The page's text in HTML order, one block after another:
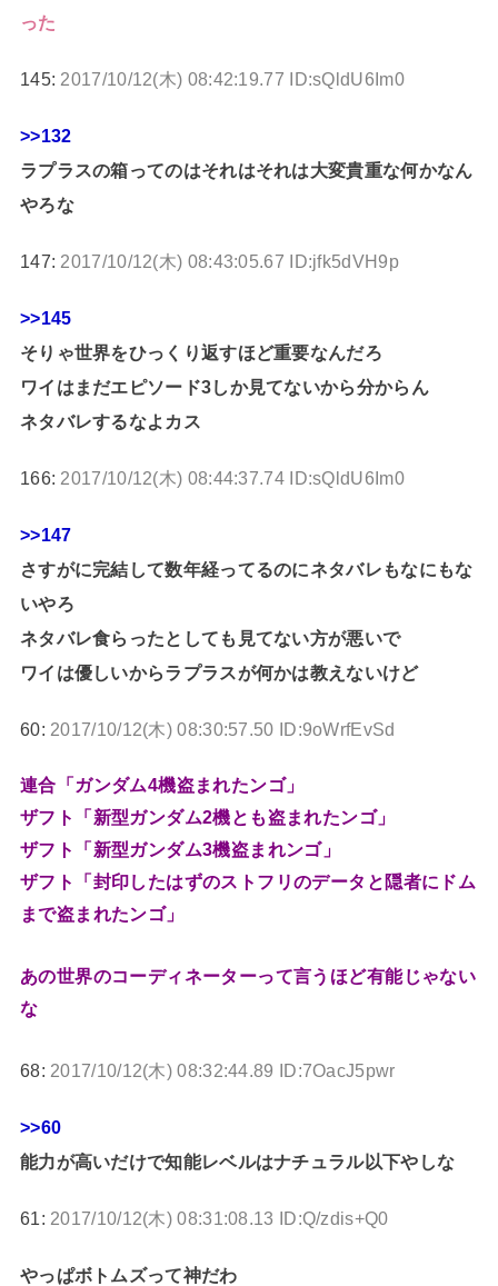
った
145: 2017/10/12(木) 08:42:19.77 ID:sQldU6Im0
>>132
ラプラスの箱ってのはそれはそれは大変貴重な何かなん
やろな
147: 2017/10/12(木) 08:43:05.67 ID:jfk5dVH9p
>>145
そりゃ世界をひっくり返すほど重要なんだろ
ワイはまだエピソード3しか見てないから分からん
ネタバレするなよカス
166: 2017/10/12(木) 08:44:37.74 ID:sQldU6Im0
>>147
さすがに完結して数年経ってるのにネタバレもなにもな
いやろ
ネタバレ食らったとしても見てない方が悪いで
ワイは優しいからラプラスが何かは教えないけど
60: 2017/10/12(木) 08:30:57.50 ID:9oWrfEvSd
連合「ガンダム4機盗まれたンゴ」
ザフト「新型ガンダム2機とも盗まれたンゴ」
ザフト「新型ガンダム3機盗まれンゴ」
ザフト「封印したはずのストフリのデータと隠者にドム
まで盗まれたンゴ」
あの世界のコーディネーターって言うほど有能じゃない
な
68: 2017/10/12(木) 08:32:44.89 ID:7OacJ5pwr
>>60
能力が高いだけで知能レベルはナチュラル以下やしな
61: 2017/10/12(木) 08:31:08.13 ID:Q/zdis+Q0
やっぱボトムズって神だわ